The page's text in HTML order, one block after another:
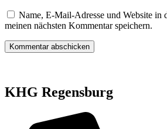
Name, E-Mail-Adresse und Website in
meinen nächsten Kommentar speichern.
KHG Regensburg